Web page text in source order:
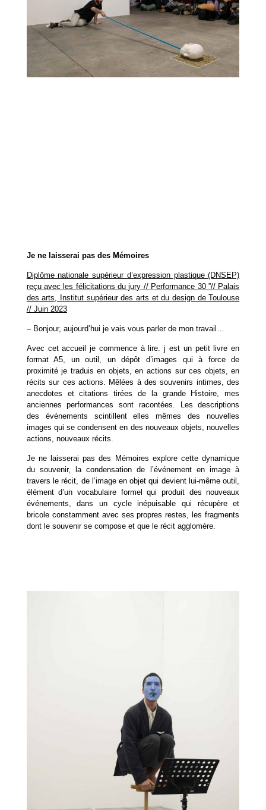
Je ne laisserai pas des Mémoires
Diplôme nationale supérieur d’expression plastique (DNSEP)
reçu avec les félicitations du jury // Performance 30 ”// Palais
des arts, Institut supérieur des arts et du design de Toulouse
// Juin 2023
– Bonjour, aujourd’hui je vais vous parler de mon travail…
Avec cet accueil je commence à lire. j est un petit livre en
format A5, un outil, un dépôt d’images qui à force de
proximité je traduis en objets, en actions sur ces objets, en
récits sur ces actions. Mêlées à des souvenirs intimes, des
anecdotes et citations tirées de la grande Histoire, mes
anciennes performances sont racontées. Les descriptions
des événements scintillent elles mêmes des nouvelles
images qui se condensent en des nouveaux objets, nouvelles
actions, nouveaux récits.
Je ne laisserai pas des Mémoires explore cette dynamique
du souvenir, la condensation de l’événement en image à
travers le récit, de l’image en objet qui devient lui-même outil,
élément d’un vocabulaire formel qui produit des nouveaux
événements, dans un cycle inépuisable qui récupère et
bricole constamment avec ses propres restes, les fragments
dont le souvenir se compose et que le récit agglomère.